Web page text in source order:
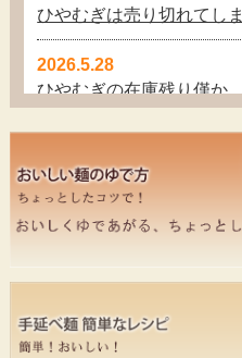
ひやむぎは売り切れてし
2026.5.28
ひやむぎの在庫残り僅か
手延べひやむぎ12束入り
2026.5.19
手延べひやむぎの販売を